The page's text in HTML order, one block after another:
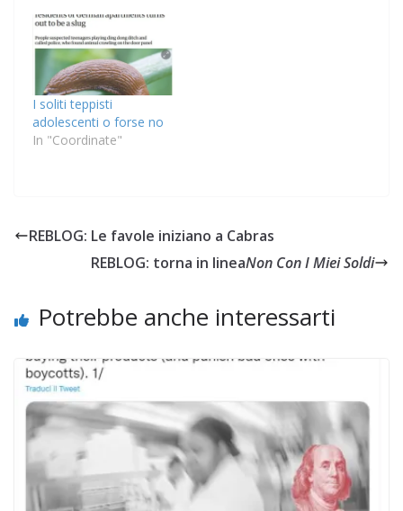
I soliti teppisti
adolescenti o forse no
In "Coordinate"
REBLOG: Le favole iniziano a Cabras
REBLOG: torna in lineaNon Con I Miei Soldi
Potrebbe anche interessarti